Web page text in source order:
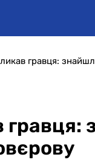
гравця: